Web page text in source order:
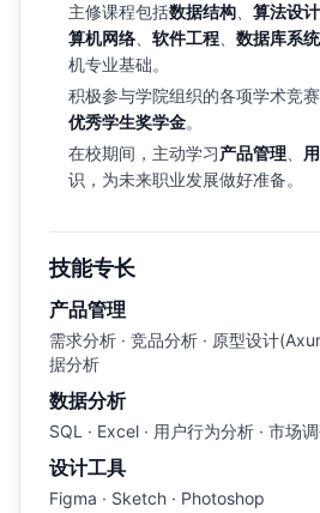
主修课程包括数据结构 算法设
算机网络
软件工程 数据库系统
机专业基础。
积极参与学院组织的各项学术竞
优秀学生奖学金。
在校期间，主动学习产品管理
识，为未来职业发展做好准备。
技能专长
产品管理
需求分析 · 竞品分析 · 原型设计
据分析
数据分析
SQL · Excel · 用户行为分析 · 市场
设计工具
Figma · Sketch · Photoshop